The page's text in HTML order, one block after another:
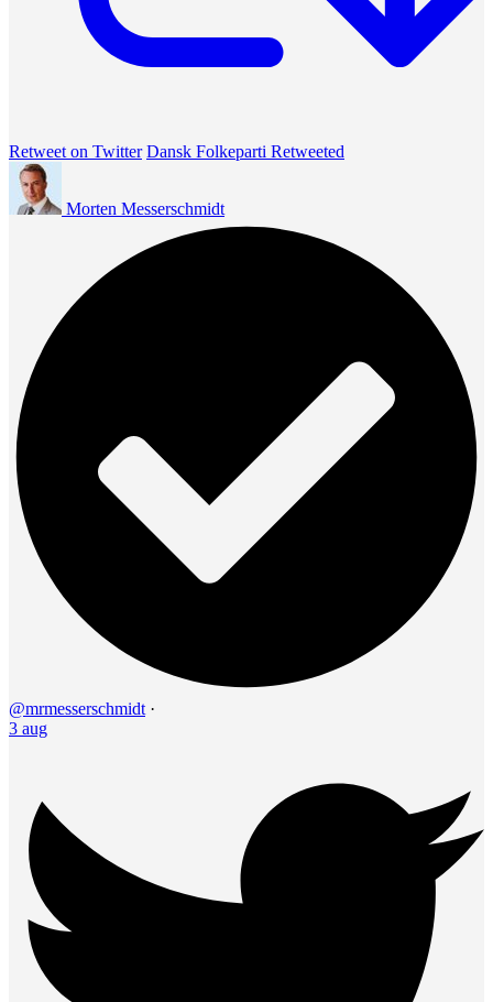
Retweet on Twitter Dansk Folkeparti Retweeted
Morten Messerschmidt
@mrmesserschmidt ·
3 aug